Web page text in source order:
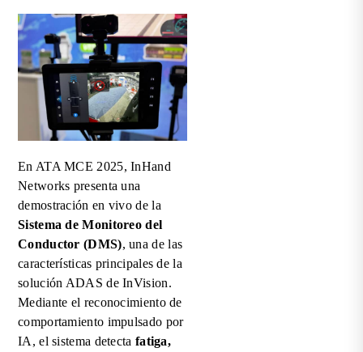
En ATA MCE 2025, InHand
Networks presenta una
demostración en vivo de la
Sistema de Monitoreo del
Conductor (DMS), una de las
características principales de la
solución ADAS de InVision.
Mediante el reconocimiento de
comportamiento impulsado por
IA, el sistema detecta fatiga,